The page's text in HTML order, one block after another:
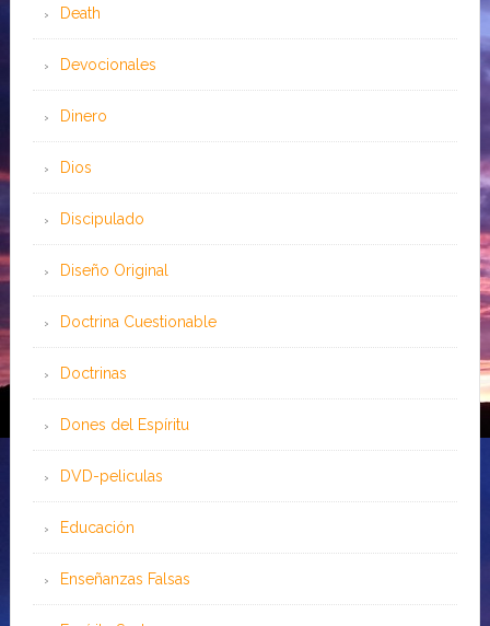
Death
Devocionales
Dinero
Dios
Discipulado
Diseño Original
Doctrina Cuestionable
Doctrinas
Dones del Espíritu
DVD-peliculas
Educación
Enseñanzas Falsas